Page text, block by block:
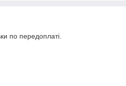
по передоплаті.